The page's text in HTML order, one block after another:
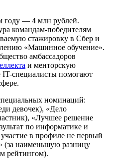
году — 4 млн рублей.
командам-победителям
стажировку в Сбер и
«Машинное обучение».
амбассадоров
и менторскую
специалисты помогают
номинаций:
девочек), «Дело
«Лучшее решение
по информатике и
в профиле не первый
(за наименьшую разницу
рейтингом).